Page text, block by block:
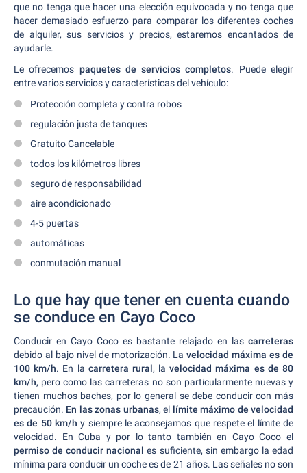
que no tenga que hacer una elección equivocada y no tenga que
hacer demasiado esfuerzo para comparar los diferentes coches
de alquiler, sus servicios y precios, estaremos encantados de
ayudarle.
Le ofrecemos paquetes de servicios completos. Puede elegir
entre varios servicios y características del vehículo:
Protección completa y contra robos
regulación justa de tanques
Gratuito Cancelable
todos los kilómetros libres
seguro de responsabilidad
aire acondicionado
4-5 puertas
automáticas
conmutación manual
Lo que hay que tener en cuenta cuando
se conduce en Cayo Coco
Conducir en Cayo Coco es bastante relajado en las carreteras
debido al bajo nivel de motorización. Lavelocidad máxima es de
100 km/h. En la carretera rural, lavelocidad máxima es de 80
km/h, pero como las carreteras no son particularmente nuevas y
tienen muchos baches, por lo general se debe conducir con más
precaución. En las zonas urbanas, el límite máximo de velocidad
es de 50 km/h y siempre le aconsejamos que respete el límite de
velocidad. En Cuba y por lo tanto también en Cayo Coco el
permiso de conducir nacional es suficiente, sin embargo la edad
mínima para conducir un coche es de 21 años. Las señales no son